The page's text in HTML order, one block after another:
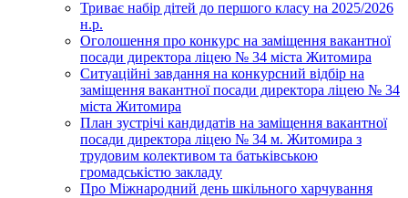
Триває набір дітей до першого класу на 2025/2026
н.р.
Оголошення про конкурс на заміщення вакантної
посади директора ліцею № 34 міста Житомира
Ситуаційні завдання на конкурсний відбір на
заміщення вакантної посади директора ліцею № 34
міста Житомира
План зустрічі кандидатів на заміщення вакантної
посади директора ліцею № 34 м. Житомира з
трудовим колективом та батьківською
громадськістю закладу
Про Міжнародний день шкільного харчування